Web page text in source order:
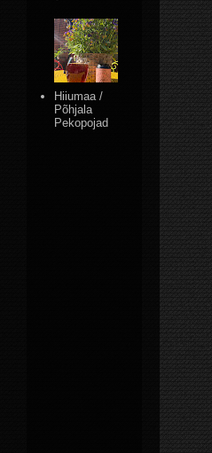
Hiiumaa /
Põhjala
Pekopojad